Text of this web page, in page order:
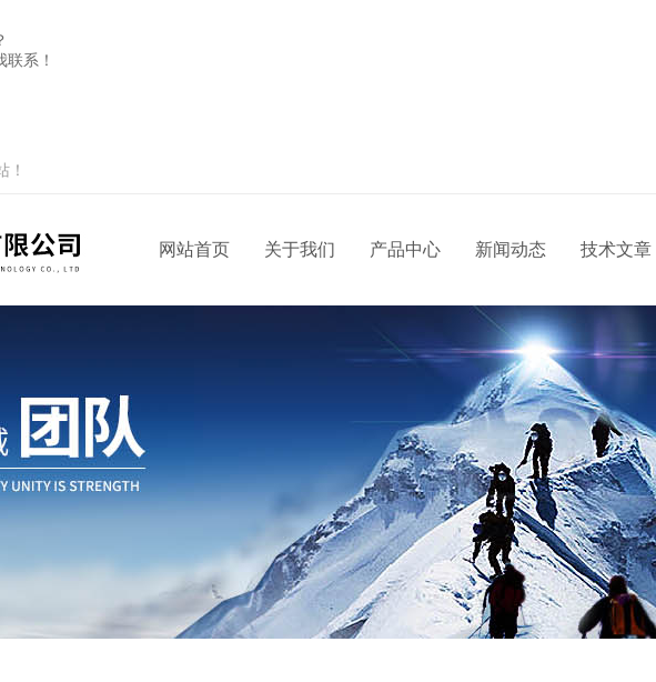
系！
！
网站首页 关于我们 产品中心 新闻动态 技术文章